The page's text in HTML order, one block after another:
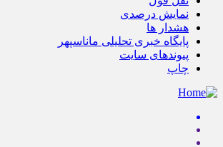
نمایش درصدی
هشدار ها
پایگاه خبری تحلیلی ماناسپهر
پیوندهای سایت
چاپ